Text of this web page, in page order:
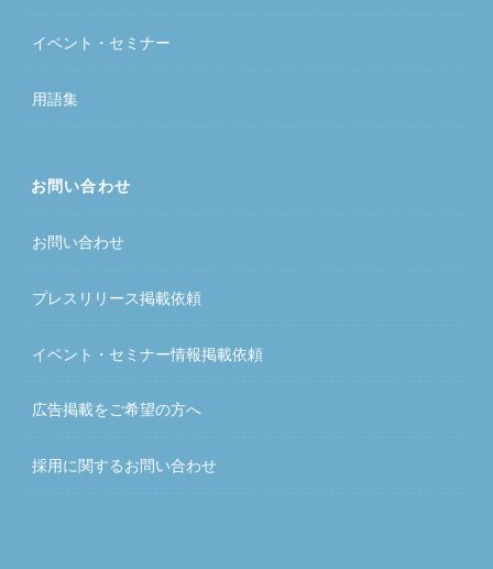
イベント・セミナー
用語集
お問い合わせ
お問い合わせ
プレスリリース掲載依頼
イベント・セミナー情報掲載依頼
広告掲載をご希望の方へ
採用に関するお問い合わせ